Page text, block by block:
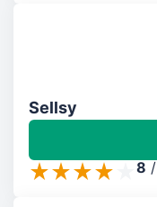
Sellsy
8 /